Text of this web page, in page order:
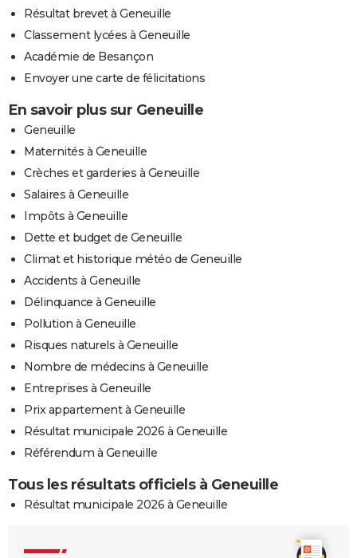
Résultat brevet à Geneuille
Classement lycées à Geneuille
Académie de Besançon
Envoyer une carte de félicitations
En savoir plus sur Geneuille
Geneuille
Maternités à Geneuille
Crèches et garderies à Geneuille
Salaires à Geneuille
Impôts à Geneuille
Dette et budget de Geneuille
Climat et historique météo de Geneuille
Accidents à Geneuille
Délinquance à Geneuille
Pollution à Geneuille
Risques naturels à Geneuille
Nombre de médecins à Geneuille
Entreprises à Geneuille
Prix appartement à Geneuille
Résultat municipale 2026 à Geneuille
Référendum à Geneuille
Tous les résultats officiels à Geneuille
Résultat municipale 2026 à Geneuille